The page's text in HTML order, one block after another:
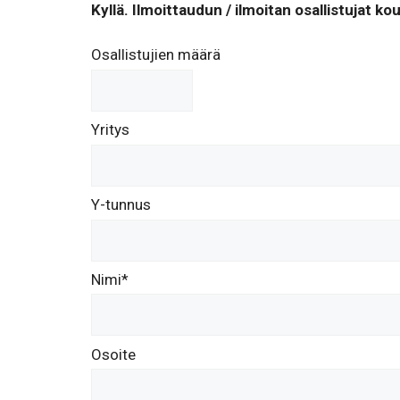
Kyllä. Ilmoittaudun / ilmoitan osallistujat
Osallistujien määrä
Yritys
Y-tunnus
Nimi*
Osoite